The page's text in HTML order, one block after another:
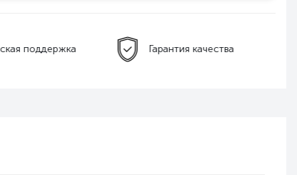
поддержка Гарантия качества